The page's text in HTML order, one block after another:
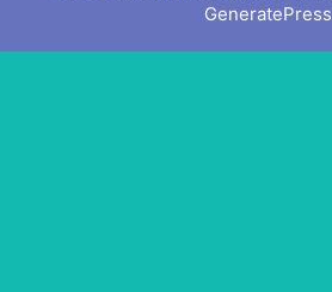
GeneratePress